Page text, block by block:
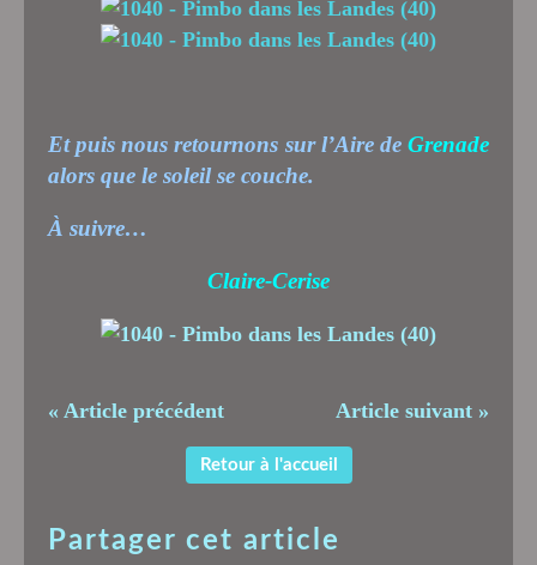
Et puis nous retournons sur l’Aire de Grenade
alors que le soleil se couche.
À suivre…
Claire-Cerise
« Article précédent Article suivant »
Retour à l'accueil
Partager cet article